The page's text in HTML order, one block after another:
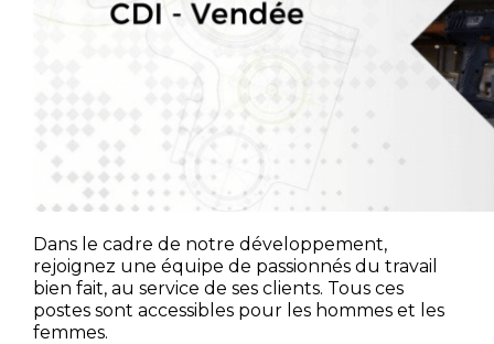
NOS SECTEURS D’ACTIVITÉ
CONTACT ET DEVIS
DÉCOUVRIR LA
Dans le cadre de notre développement,
rejoignez une équipe de passionnés du travail
bien fait, au service de ses clients. Tous ces
postes sont accessibles pour les hommes et les
femmes.